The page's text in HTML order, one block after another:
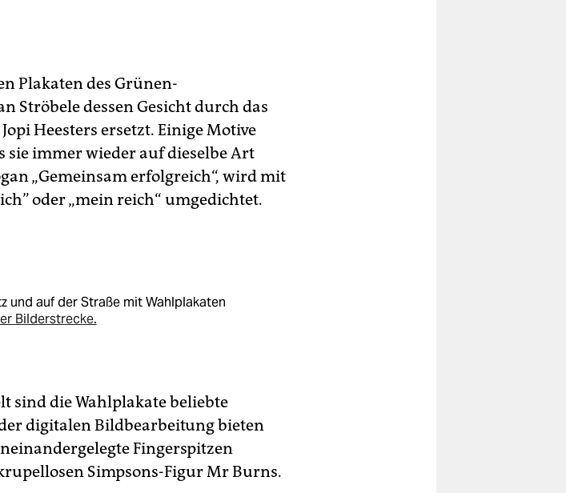
Plakaten des Grünen-
Ströbele dessen Gesicht durch das
Heesters ersetzt. Einige Motive
sie immer wieder auf dieselbe Art
„Gemeinsam erfolgreich“, wird mit
oder „mein reich“ umgedichtet.
und auf der Straße mit Wahlplakaten
Bilderstrecke.
sind die Wahlplakate beliebte
digitalen Bildbearbeitung bieten
Fingerspitzen
Simpsons-Figur Mr Burns.